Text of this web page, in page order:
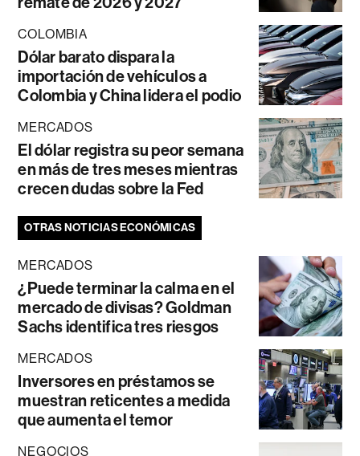
COLOMBIA
Dólar barato dispara la
importación de vehículos a
Colombia y China lidera el podio
MERCADOS
El dólar registra su peor semana
en más de tres meses mientras
crecen dudas sobre la Fed
OTRAS NOTICIAS ECONÓMICAS
MERCADOS
¿Puede terminar la calma en el
mercado de divisas? Goldman
Sachs identifica tres riesgos
MERCADOS
Inversores en préstamos se
muestran reticentes a medida
que aumenta el temor
NEGOCIOS